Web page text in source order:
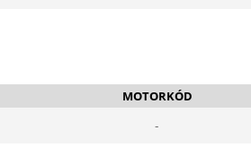
MOTORKÓD
-